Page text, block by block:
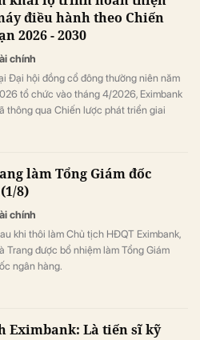
điều hành theo Chiến
2026 - 2030
chính
Đại hội đồng cổ đông thường niên năm
tổ chức vào tháng 4/2026, Eximbank
thông qua Chiến lược phát triển giai
định của pháp luật Việt Nam.
làm Tổng Giám đốc
8)
chính
khi thôi làm Chủ tịch HĐQT Eximbank,
Trang được bổ nhiệm làm Tổng Giám
ngân hàng.
Eximbank: Là tiến sĩ kỹ